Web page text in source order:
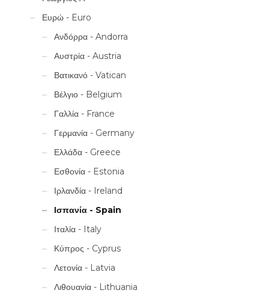
Ευρώ - Euro
Ανδόρρα - Andorra
Αυστρία - Austria
Βατικανό - Vatican
Βέλγιο - Belgium
Γαλλία - France
Γερμανία - Germany
Ελλάδα - Greece
Εσθονία - Estonia
Ιρλανδία - Ireland
Ισπανία - Spain
Ιταλία - Italy
Κύπρος - Cyprus
Λετονία - Latvia
Λιθουανία - Lithuania